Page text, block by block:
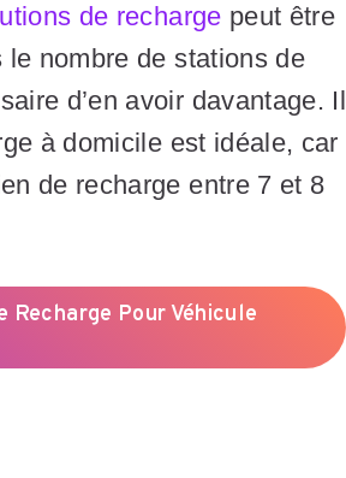
de recharge peut être
le nombre de stations de
d’en avoir davantage. Il
à domicile est idéale, car
de recharge entre 7 et 8
Recharge Pour Véhicule